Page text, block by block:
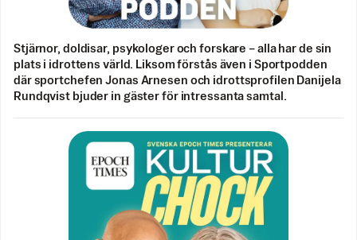
Stjärnor, doldisar, psykologer och forskare – alla har de sin
plats i idrottens värld. Liksom förstås även i Sportpodden
där sportchefen Jonas Arnesen och idrottsprofilen Danijela
Rundqvist bjuder in gäster för intressanta samtal.